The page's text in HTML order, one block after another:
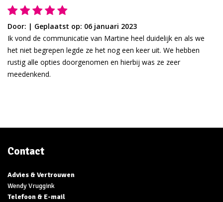
Door: | Geplaatst op: 06 januari 2023
Ik vond de communicatie van Martine heel duidelijk en als we
het niet begrepen legde ze het nog een keer uit. We hebben
rustig alle opties doorgenomen en hierbij was ze zeer
meedenkend.
Contact
Advies & Vertrouwen
Wendy Vruggink
Telefoon & E-mail